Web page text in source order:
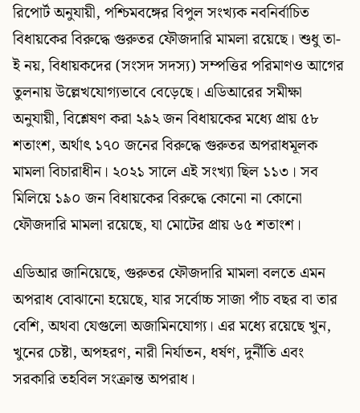
রিপোর্ট অনুযায়ী, পশ্চিমবঙ্গের বিপুল সংখ্যক নবনির্বাচিত
বিধায়কের বিরুদ্ধে গুরুতর ফৌজদারি মামলা রয়েছে। শুধু তা-
ই নয়, বিধায়কদের (সংসদ সদস্য) সম্পত্তির পরিমাণও আগের
তুলনায় উল্লেখযোগ্যভাবে বেড়েছে। এডিআরের সমীক্ষা
অনুযায়ী, বিশ্লেষণ করা ২৯২ জন বিধায়কের মধ্যে প্রায় ৫৮
শতাংশ, অর্থাৎ ১৭০ জনের বিরুদ্ধে গুরুতর অপরাধমূলক
মামলা বিচারাধীন। ২০২১ সালে এই সংখ্যা ছিল ১১৩। সব
মিলিয়ে ১৯০ জন বিধায়কের বিরুদ্ধে কোনো না কোনো
ফৌজদারি মামলা রয়েছে, যা মোটের প্রায় ৬৫ শতাংশ।
এডিআর জানিয়েছে, গুরুতর ফৌজদারি মামলা বলতে এমন
অপরাধ বোঝানো হয়েছে, যার সর্বোচ্চ সাজা পাঁচ বছর বা তার
বেশি, অথবা যেগুলো অজামিনযোগ্য। এর মধ্যে রয়েছে খুন,
খুনের চেষ্টা, অপহরণ, নারী নির্যাতন, ধর্ষণ, দুর্নীতি এবং
সরকারি তহবিল সংক্রান্ত অপরাধ।